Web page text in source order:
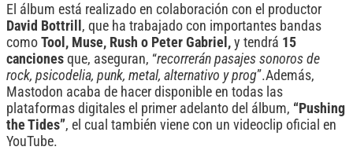
El álbum está realizado en colaboración con el productor
David Bottrill , que ha trabajado con importantes bandas
como Tool, Muse, Rush o Peter Gabriel, y tendrá 15
canciones que, aseguran, “recorrerán pasajes sonoros de
rock, psicodelia, punk, metal, alternativo y prog”.Además,
Mastodon acaba de hacer disponible en todas las
plataformas digitales el primer adelanto del álbum, “Pushing
the Tides”, el cual también viene con un videoclip oficial en
YouTube.